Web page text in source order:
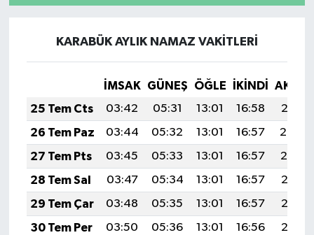
KARABÜK AYLIK NAMAZ VAKITLERI
İMSAK GÜNEŞ ÖĞLE İKINDI
25 Tem Cts
03:42 05:31 13:01 16:58
20:21
26 Tem Paz
03:44 05:32 13:01 16:57
20:20
27 Tem Pts
03:45 05:33 13:01 16:57
20:19
28 Tem Sal
03:47 05:34 13:01 16:57
20:18
29 Tem Çar
03:48 05:35 13:01 16:57
20:17
30 Tem Per
03:50 05:36 13:01 16:56
20:16